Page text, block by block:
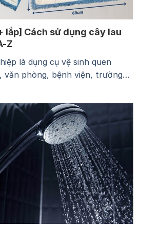
lắp] Cách sử dụng cây lau
Z
là dụng cụ vệ sinh quen
văn phòng, bệnh viện, trường
công nghiệp sao cho bền,